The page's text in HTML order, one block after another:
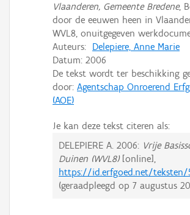
Vlaanderen, Gemeente Bredene,
door de eeuwen heen in
WVL8, onuitgegeven
Auteurs: Delepiere, Anne Marie
Datum: 2006
De tekst wordt ter beschikking
door: Agentschap Onroerend
(AOE)
Je kan deze tekst citeren als:
DELEPIERE A. 2006: Vrije
Duinen (WVL8)[online],
https://id.erfgoed.net/teksten/
(geraadpleegd op 7 augustus